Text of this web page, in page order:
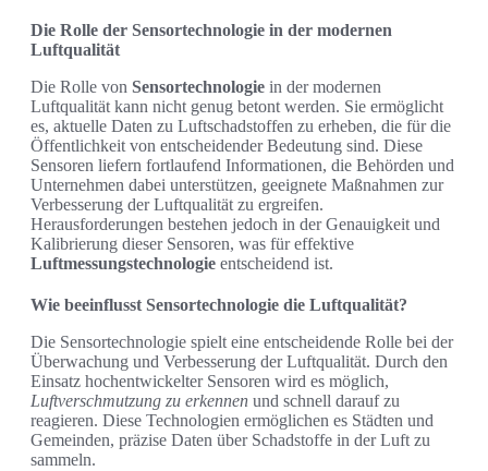
Die Rolle der Sensortechnologie in der modernen
Luftqualität
Die Rolle von Sensortechnologie in der modernen
Luftqualität kann nicht genug betont werden. Sie ermöglicht
es, aktuelle Daten zu Luftschadstoffen zu erheben, die für die
Öffentlichkeit von entscheidender Bedeutung sind. Diese
Sensoren liefern fortlaufend Informationen, die Behörden und
Unternehmen dabei unterstützen, geeignete Maßnahmen zur
Verbesserung der Luftqualität zu ergreifen.
Herausforderungen bestehen jedoch in der Genauigkeit und
Kalibrierung dieser Sensoren, was für effektive
Luftmessungstechnologie entscheidend ist.
Wie beeinflusst Sensortechnologie die Luftqualität?
Die Sensortechnologie spielt eine entscheidende Rolle bei der
Überwachung und Verbesserung der Luftqualität. Durch den
Einsatz hochentwickelter Sensoren wird es möglich,
Luftverschmutzung zu erkennen und schnell darauf zu
reagieren. Diese Technologien ermöglichen es Städten und
Gemeinden, präzise Daten über Schadstoffe in der Luft zu
sammeln.